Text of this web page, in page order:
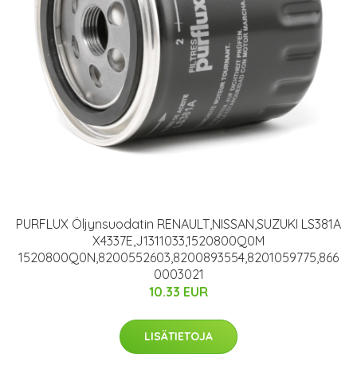
PURFLUX Öljynsuodatin RENAULT,NISSAN,SUZUKI LS381A
X4337E,J1311033,1520800Q0M
1520800Q0N,8200552603,8200893554,8201059775,866
0003021
10.33 EUR
LISÄTIETOJA